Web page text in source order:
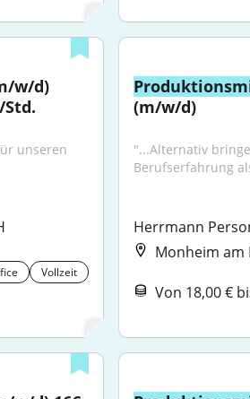
w/d)
unseren
Vollzeit
(m/w/d)
"...Alternativ
Berufserfahrung
Herrmann
Monheim am
Von 18,00 €